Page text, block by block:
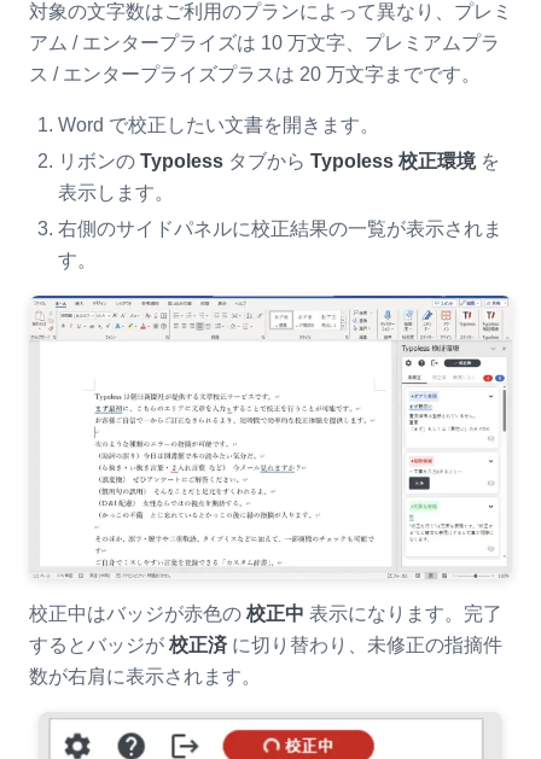
対象の文字数はご利用のプランによって異なり、プレミ
アム / エンタープライズは 10 万文字、プレミアムプラ
ス / エンタープライズプラスは 20 万文字までです。
Word で校正したい文書を開きます。
リボンの Typoless タブから Typoless 校正環境を
表示します。
右側のサイドパネルに校正結果の一覧が表示されま
す。
校正中はバッジが赤色の 校正中 表示になります。完了
するとバッジが 校正済 に切り替わり、未修正の指摘件
数が右肩に表示されます。